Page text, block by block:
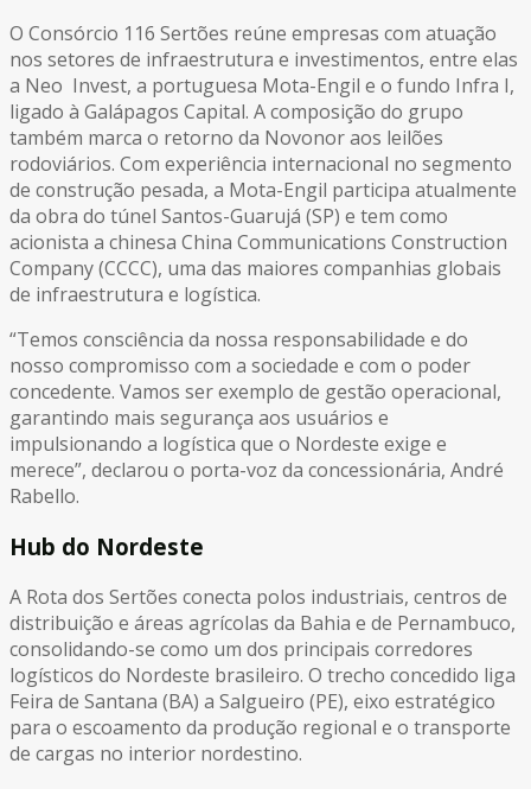
O Consórcio 116 Sertões reúne empresas com atuação
nos setores de infraestrutura e investimentos, entre elas
a Neo Invest, a portuguesa Mota-Engil e o fundo Infra I,
ligado à Galápagos Capital. A composição do grupo
também marca o retorno da Novonor aos leilões
rodoviários. Com experiência internacional no segmento
de construção pesada, a Mota-Engil participa atualmente
da obra do túnel Santos-Guarujá (SP) e tem como
acionista a chinesa China Communications Construction
Company (CCCC), uma das maiores companhias globais
de infraestrutura e logística.
“Temos consciência da nossa responsabilidade e do
nosso compromisso com a sociedade e com o poder
concedente. Vamos ser exemplo de gestão operacional,
garantindo mais segurança aos usuários e
impulsionando a logística que o Nordeste exige e
merece”, declarou o porta-voz da concessionária, André
Rabello.
Hub do Nordeste
A Rota dos Sertões conecta polos industriais, centros de
distribuição e áreas agrícolas da Bahia e de Pernambuco,
consolidando-se como um dos principais corredores
logísticos do Nordeste brasileiro. O trecho concedido liga
Feira de Santana (BA) a Salgueiro (PE), eixo estratégico
para o escoamento da produção regional e o transporte
de cargas no interior nordestino.